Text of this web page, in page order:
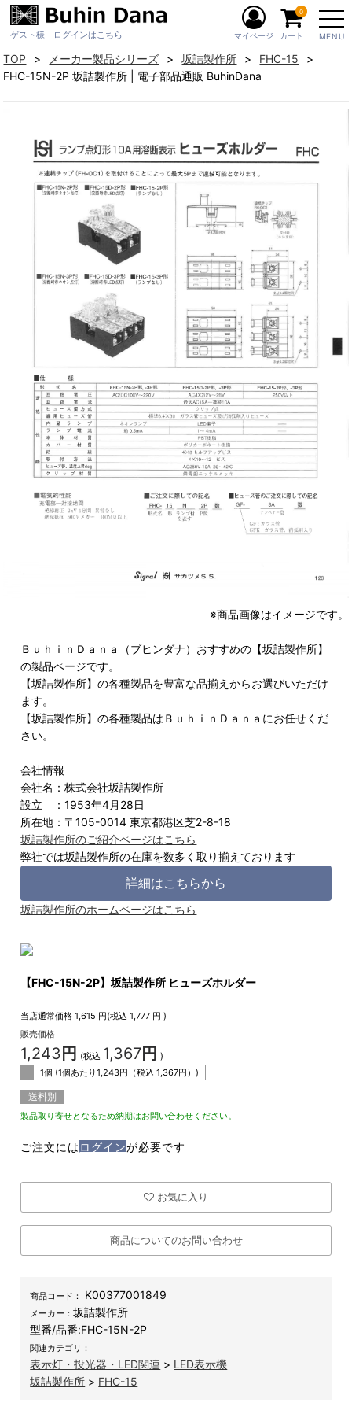
ゲスト様 ログインはこちら MENU
マイページ カート
0
TOP メーカー製品シリーズ 坂詰製作所
FHC-15
FHC-15N-2P 坂詰製作所 | 電子部品通販 BuhinDana
※商品画像はイメージです。
ＢｕｈｉｎＤａｎａ（ブヒンダナ）おすすめの【坂詰製作所】
の製品ページです。
【坂詰製作所】の各種製品を豊富な品揃えからお選びいただけ
ます。
【坂詰製作所】の各種製品はＢｕｈｉｎＤａｎａにお任せくだ
さい。
会社情報
会社名：株式会社坂詰製作所
設立 ：1953年4月28日
所在地：〒105-0014 東京都港区芝2-8-18
坂詰製作所のご紹介ページはこちら
弊社では坂詰製作所の在庫を数多く取り揃えております
詳細はこちらから
坂詰製作所のホームページはこちら
【FHC-15N-2P】坂詰製作所 ヒューズホルダー
当店通常価格 1,615 円(税込1,777 円 )
販売価格
1,243 円 (税込 1,367円 )
1個 (1個あたり1,243円（税込1,367円）)
送料別
製品取り寄せとなるため納期はお問い合わせください。
ご注文には ログインが必要です
お気に入り
商品についてのお問い合わせ
商品コード： K00377001849
メーカー：坂詰製作所
型番/品番:FHC-15N-2P
関連カテゴリ：
表示灯・投光器・LED関連 > LED表示機
坂詰製作所 > FHC-15